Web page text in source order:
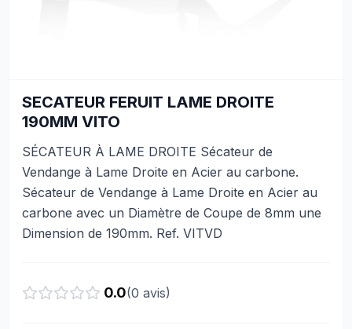
SECATEUR FERUIT LAME DROITE
190MM VITO
SÉCATEUR À LAME DROITE Sécateur de
Vendange à Lame Droite en Acier au carbone.
Sécateur de Vendange à Lame Droite en Acier au
carbone avec un Diamètre de Coupe de 8mm une
Dimension de 190mm. Ref. VITVD
0.0(0 avis)